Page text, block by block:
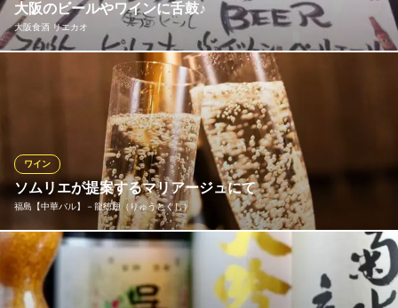
居酒屋 えべっさん
中央卸売市場直営居酒屋
ＪＲ東西線新福島駅 徒歩3分
大阪府大阪市福島区福島7-2-9
大阪のビールやワインに舌鼓♪
大阪食酒 リエカオ
大阪は箕面の地ビールは、シーンを選ばずお楽しみいただけるド
リンク。1本600円（税抜）にて、全4種をご堪能いただけます。
大阪で生まれたドリンクは、大阪の食べ物とも相性抜群です！吸
い込まれる様な漆黒の「スタウト」は、コクがあり後味がさっぱ
り。甘みのある、豚の角煮などと合わせて召し上がってください♪
大阪食酒 リエカオ
ＪＲ大阪環状線福島駅 徒歩6分
大阪府大阪市福島区鷺洲2-14-23
ソムリエが提案するマリアージュにて
福島【中華バル】－龍徳翅（りゅうとくし）
ワイン
当店はソムリエが2名在籍し、広東料理に合う赤白のワインリスト
をご用意しております。ワインはワインセラーで温度・湿度管理
を徹底し、テイスティングして厳選。シンプルな味つけの蒸し料